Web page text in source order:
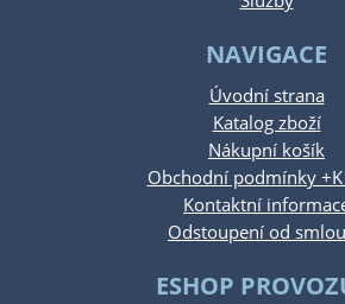
NAVIGACE
Úvodní strana
Katalog zboží
Nákupní košík
Obchodní podmínky
Kontaktní
Odstoupení od
ESHOP